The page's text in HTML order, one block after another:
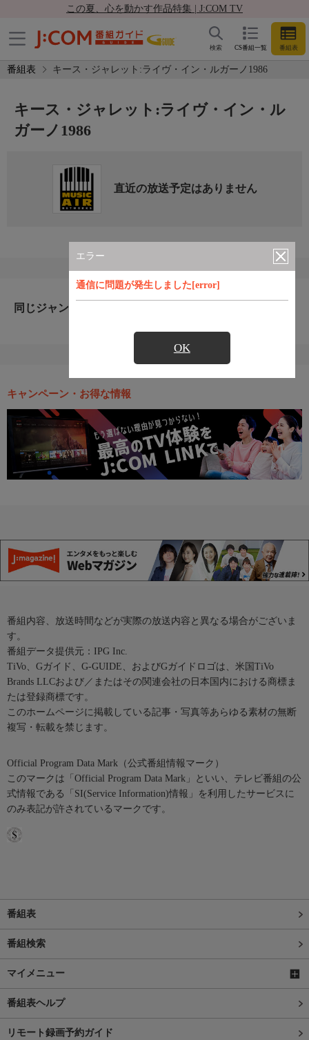
この夏、心を動かす作品特集 | J:COM TV
CS番組一覧 番組表
検索
番組表 キース・ジャレット:ライヴ・イン・ルガーノ1986
エラー
通信に問題が発生しました[error]
OK
キース・ジャレット:ライヴ・イン・ル
ガーノ1986
直近の放送予定はありません
同じジャンルのおすすめ番組
キャンペーン・お得な情報
番組内容、放送時間などが実際の放送内容と異なる場合がございま
す。
番組データ提供元：IPG Inc.
TiVo、Gガイド、G-GUIDE、およびGガイドロゴは、米国TiVo
Brands LLCおよび／またはその関連会社の日本国内における商標ま
たは登録商標です。
このホームページに掲載している記事・写真等あらゆる素材の無断
複写・転載を禁じます。
Official Program Data Mark（公式番組情報マーク）
このマークは「Official Program Data Mark」といい、テレビ番組の公
式情報である「SI(Service Information)情報」を利用したサービスに
のみ表記が許されているマークです。
番組表
番組検索
マイメニュー
番組表ヘルプ
リモート録画予約ガイド